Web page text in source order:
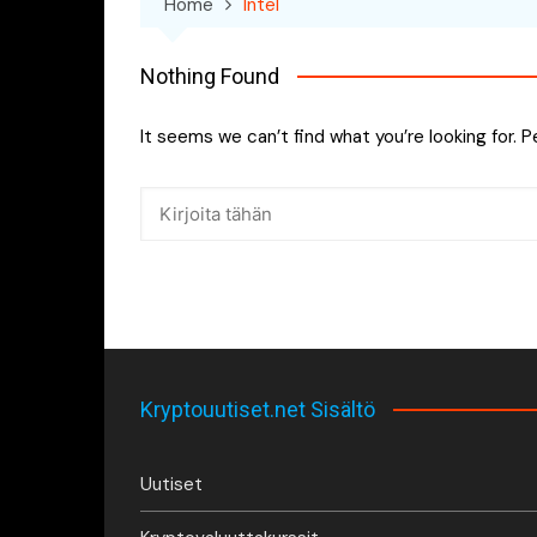
Nothing Found
It seems we can’t find what you’re looking for.
Kryptouutiset.net Sisältö
Uutiset